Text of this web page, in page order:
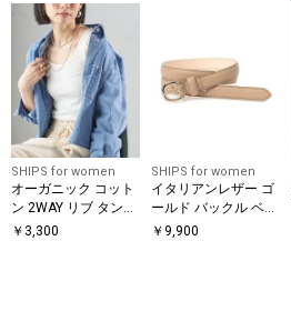
SHIPS for women
オーガニック コット
ン 2WAY リブ タンク
トップ
￥ 3,300
SHIPS for women
イタリアンレザー ゴ
ールド バックル ベル
ト
￥ 9,900